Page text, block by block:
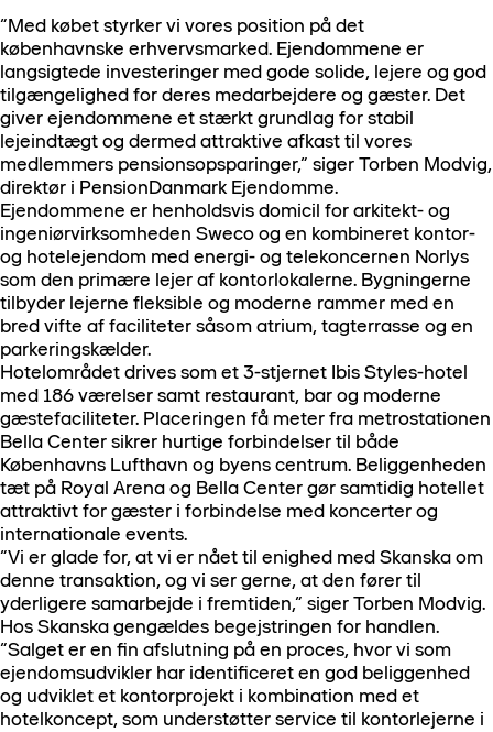
”Med købet styrker vi vores position på det
københavnske erhvervsmarked. Ejendommene er
langsigtede investeringer med gode solide, lejere og god
tilgængelighed for deres medarbejdere og gæster. Det
giver ejendommene et stærkt grundlag for stabil
lejeindtægt og dermed attraktive afkast til vores
medlemmers pensionsopsparinger,” siger Torben Modvig,
direktør i PensionDanmark Ejendomme.
Ejendommene er henholdsvis domicil for arkitekt- og
ingeniørvirksomheden Sweco og en kombineret kontor-
og hotelejendom med energi- og telekoncernen Norlys
som den primære lejer af kontorlokalerne. Bygningerne
tilbyder lejerne fleksible og moderne rammer med en
bred vifte af faciliteter såsom atrium, tagterrasse og en
parkeringskælder.
Hotelområdet drives som et 3-stjernet Ibis Styles-hotel
med 186 værelser samt restaurant, bar og moderne
gæstefaciliteter. Placeringen få meter fra metrostationen
Bella Center sikrer hurtige forbindelser til både
Københavns Lufthavn og byens centrum. Beliggenheden
tæt på Royal Arena og Bella Center gør samtidig hotellet
attraktivt for gæster i forbindelse med koncerter og
internationale events.
”Vi er glade for, at vi er nået til enighed med Skanska om
denne transaktion, og vi ser gerne, at den fører til
yderligere samarbejde i fremtiden,” siger Torben Modvig.
Hos Skanska gengældes begejstringen for handlen.
”Salget er en fin afslutning på en proces, hvor vi som
ejendomsudvikler har identificeret en god beliggenhed
og udviklet et kontorprojekt i kombination med et
hotelkoncept, som understøtter service til kontorlejerne i